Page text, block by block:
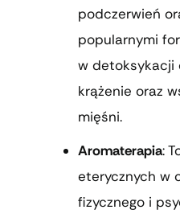
podczerwień
popularnymi
w detoksykacji
krążenie oraz
mięśni.
Aromaterapia:
eterycznych w
fizycznego i